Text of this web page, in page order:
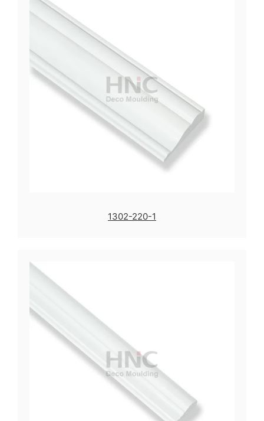
1302-220-1